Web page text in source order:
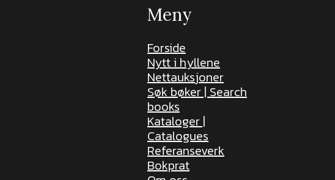
Meny
Forside
Nytt i hyllene
Nettauksjoner
Søk bøker | Search
books
Kataloger |
Catalogues
Referanseverk
Bokprat